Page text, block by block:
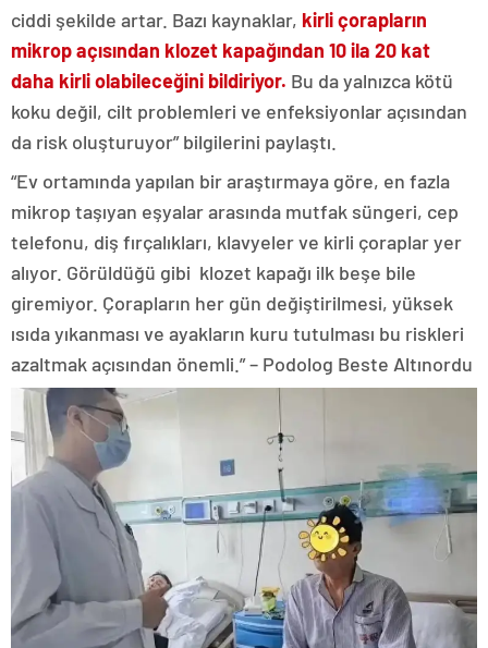
ciddi şekilde artar. Bazı kaynaklar, kirli çorapların
mikrop açısından klozet kapağından 10 ila 20 kat
daha kirli olabileceğini bildiriyor. Bu da yalnızca kötü
koku değil, cilt problemleri ve enfeksiyonlar açısından
da risk oluşturuyor” bilgilerini paylaştı.
“Ev ortamında yapılan bir araştırmaya göre, en fazla
mikrop taşıyan eşyalar arasında mutfak süngeri, cep
telefonu, diş fırçalıkları, klavyeler ve kirli çoraplar yer
alıyor. Görüldüğü gibi klozet kapağı ilk beşe bile
giremiyor. Çorapların her gün değiştirilmesi, yüksek
ısıda yıkanması ve ayakların kuru tutulması bu riskleri
azaltmak açısından önemli.” – Podolog Beste Altınordu